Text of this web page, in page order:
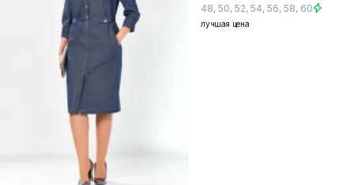
48, 50, 52, 54, 56, 58, 60
лучшая цена